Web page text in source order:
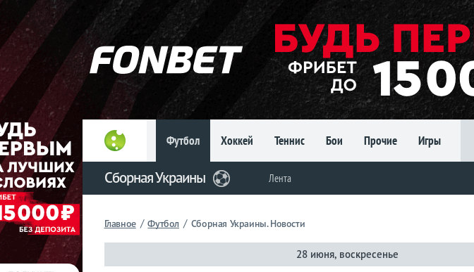
Футбол Хоккей Теннис Бои Прочие Игры
Сборная Украины Лента
Главное / Футбол / Сборная Украины. Новости
28 июня, воскресенье
Главное
Фрибет
до 15
000 ₽
Новым
игрокам, без
условий
Футбол
Сборная
Украины
Лента